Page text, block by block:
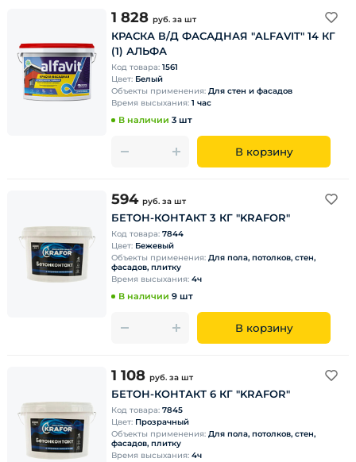
1 828 руб. за шт
КРАСКА В/Д ФАСАДНАЯ "ALFAVIT" 14 КГ
(1) АЛЬФА
Код товара: 1561
Цвет: Белый
Объекты применения: Для стен и фасадов
Время высыхания: 1 час
В наличии 3 шт
В корзину
594 руб. за шт
БЕТОН-КОНТАКТ 3 КГ "KRAFOR"
Код товара: 7844
Цвет: Бежевый
Объекты применения: Для пола, потолков, стен,
фасадов, плитку
Время высыхания: 4ч
В наличии 9 шт
В корзину
1 108 руб. за шт
БЕТОН-КОНТАКТ 6 КГ "KRAFOR"
Код товара: 7845
Цвет: Прозрачный
Объекты применения: Для пола, потолков, стен,
фасадов, плитку
Время высыхания: 4ч